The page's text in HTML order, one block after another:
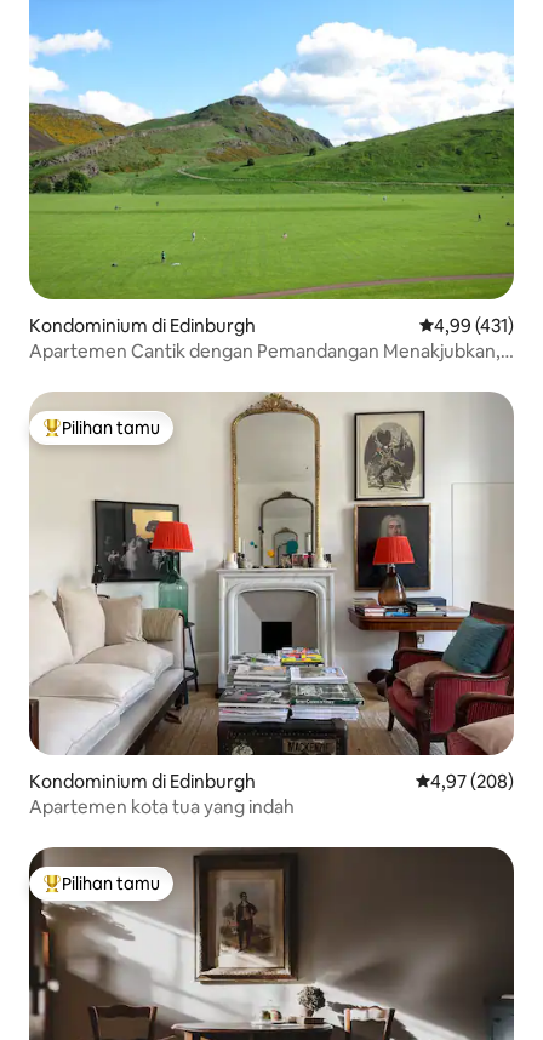
Kondominium di Edinburgh Nilai rata-rata
4,99 (431)
Apartemen Cantik dengan Pemandangan Menakjubkan,
Pilihan tamu terpopuler
Pilihan tamu
Kondominium di Edinburgh Nilai rata-rata
4,97 (208)
Apartemen kota tua yang indah
Pilihan tamu terpopuler
Pilihan tamu